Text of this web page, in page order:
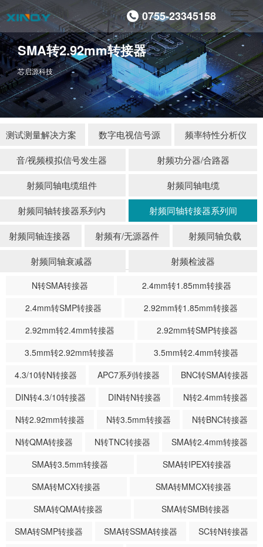
0755-23345158
SMA转2.92mm转接器
芯启源科技
测试测量解决方案 数字电视信号源 频率特性分析仪
音/视频模拟信号发生器 射频功分器/合路器
射频同轴电缆组件 射频同轴电缆
射频同轴转接器系列内 射频同轴转接器系列间
射频同轴连接器 射频有/无源器件 射频同轴负载
射频同轴衰减器 射频检波器
N转SMA转接器
2.4mm转1.85mm转接器
2.4mm转SMP转接器
2.92mm转1.85mm转接器
2.92mm转2.4mm转接器
2.92mm转SMP转接器
3.5mm转2.92mm转接器
3.5mm转2.4mm转接器
4.3/10转N转接器
APC7系列转接器
BNC转SMA转接器
DIN转4.3/10转接器
DIN转N转接器
N转2.4mm转接器
N转2.92mm转接器
N转3.5mm转接器
N转BNC转接器
N转QMA转接器
N转TNC转接器
SMA转2.4mm转接器
SMA转3.5mm转接器
SMA转IPEX转接器
SMA转MCX转接器
SMA转MMCX转接器
SMA转QMA转接器
SMA转SMB转接器
SMA转SMP转接器
SMA转SSMA转接器
SC转N转接器